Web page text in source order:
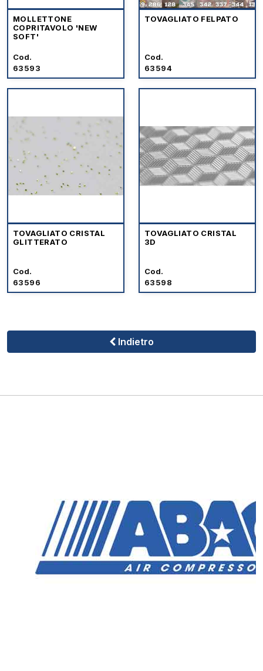
Indietro
MOLLETTONE
COPRITAVOLO 'NEW
SOFT'
Cod.
63593
TOVAGLIATO FELPATO
Cod.
63594
TOVAGLIATO CRISTAL
GLITTERATO
Cod.
63596
TOVAGLIATO CRISTAL
3D
Cod.
63598